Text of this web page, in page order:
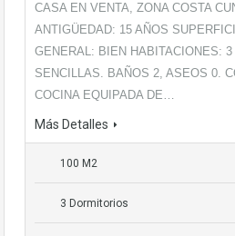
CASA EN VENTA, ZONA COSTA
ANTIGÜEDAD: 15 AÑOS
GENERAL: BIEN HABITACIONES:
SENCILLAS. BAÑOS 2, ASEOS 0.
COCINA EQUIPADA DE…
Más Detalles
100 M2
3 Dormitorios